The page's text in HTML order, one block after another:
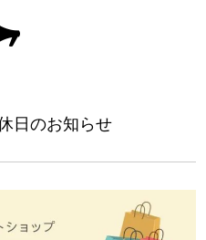
日のお知らせ